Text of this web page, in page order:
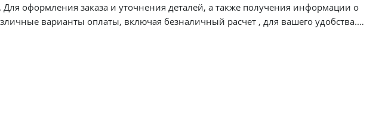
вам высокую производительность и точность в работе.